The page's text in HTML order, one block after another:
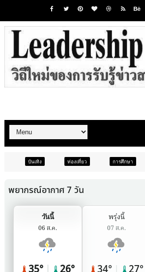
ท่องเที่ยว การศึกษา ศาสนา